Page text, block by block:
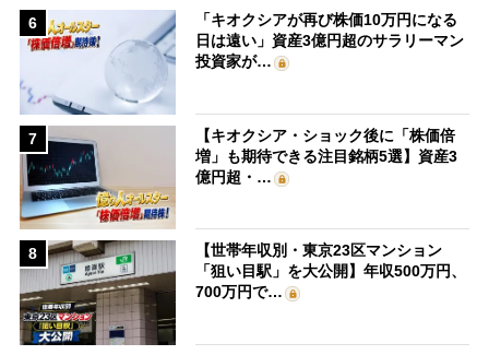
6
「キオクシアが再び株価10万円になる
日は遠い」資産3億円超のサラリーマン
投資家が…
7
【キオクシア・ショック後に「株価倍
増」も期待できる注目銘柄5選】資産3
億円超・…
8
【世帯年収別・東京23区マンション
「狙い目駅」を大公開】年収500万円、
700万円で…